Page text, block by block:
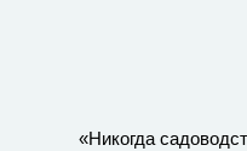
«Никогда